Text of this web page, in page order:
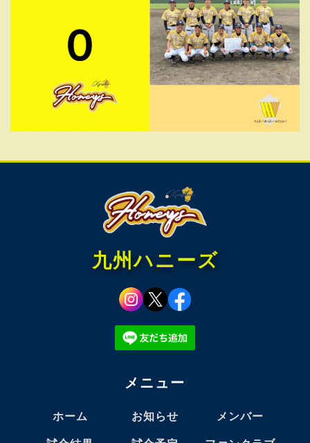
九州ハニーズ
メニュー
ホーム お知らせ メンバー